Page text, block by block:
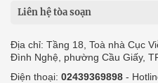
Liên hệ tòa soạn
Địa chỉ: Tầng 18, Toà nhà Cục
Đình Nghệ, phường Cầu Giấy,
Điện thoại: 02439369898 -